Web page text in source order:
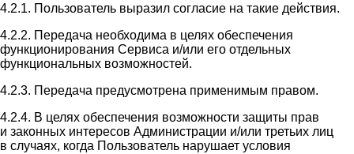
4.2.1. Пользователь выразил согласие на такие действия.
4.2.2. Передача необходима в целях обеспечения
функционирования Сервиса и/или его отдельных
функциональных возможностей.
4.2.3. Передача предусмотрена применимым правом.
4.2.4. В целях обеспечения возможности защиты прав
и законных интересов Администрации и/или третьих лиц
в случаях, когда Пользователь нарушает условия